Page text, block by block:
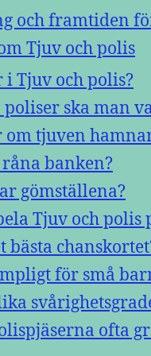
och framtiden
Tjuv och polis
Tjuv och polis?
ska man
om tjuven
banken?
gömställena?
Tjuv och polis
bästa
för små
ofta